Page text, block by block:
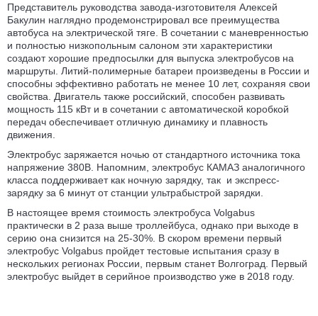
Представитель руководства завода-изготовителя Алексей
Бакулин наглядно продемонстрировал все преимущества
автобуса на электрической тяге. В сочетании с маневренностью
и полностью низкопольным салоном эти характеристики
создают хорошие предпосылки для выпуска электробусов на
маршруты. Литий-полимерные батареи произведены в России и
способны эффективно работать не менее 10 лет, сохраняя свои
свойства. Двигатель также российский, способен развивать
мощность 115 кВт и в сочетании с автоматической коробкой
передач обеспечивает отличную динамику и плавность
движения.
Электробус заряжается ночью от стандартного источника тока
напряжение 380В. Напомним, электробус КАМАЗ аналогичного
класса поддерживает как ночную зарядку, так и экспресс-
зарядку за 6 минут от станции ультрабыстрой зарядки.
В настоящее время стоимость электробуса Volgabus
практически в 2 раза выше троллейбуса, однако при выходе в
серию она снизится на 25-30%. В скором времени первый
электробус Volgabus пройдет тестовые испытания сразу в
нескольких регионах России, первым станет Волгоград. Первый
электробус выйдет в серийное производство уже в 2018 году.